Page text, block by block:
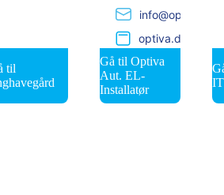
til
info@optiva.dk
optiva.dk
Gå til Optiva
Aut. EL-
Installatør
IT